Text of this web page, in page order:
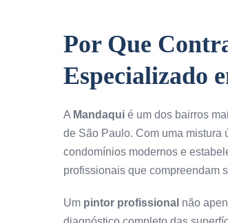
Por Que
Especializado
A Mandaqui é um dos bairros
de São Paulo. Com uma mistura
condomínios modernos e
profissionais que compreendam
Um pintor profissional não